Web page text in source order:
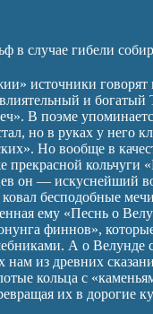
в случае гибели
источники говорят
и
В поэме
но в руках у него
Но вообще в
прекрасной кольчуги
он — искуснейший
бесподобные
ему «Песнь о
финнов»,
А о Велунде
нам из древних
кольца с
их в дорогие